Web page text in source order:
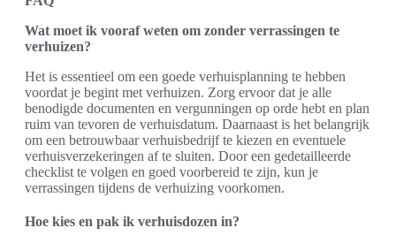
Wat moet ik vooraf weten om zonder verrassingen te
verhuizen?
Het is essentieel om een goede verhuisplanning te hebben
voordat je begint met verhuizen. Zorg ervoor dat je alle
benodigde documenten en vergunningen op orde hebt en plan
ruim van tevoren de verhuisdatum. Daarnaast is het belangrijk
om een betrouwbaar verhuisbedrijf te kiezen en eventuele
verhuisverzekeringen af te sluiten. Door een gedetailleerde
checklist te volgen en goed voorbereid te zijn, kun je
verrassingen tijdens de verhuizing voorkomen.
Hoe kies en pak ik verhuisdozen in?